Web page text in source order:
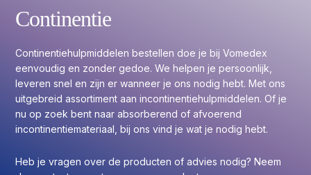
Continentie
Continentiehulpmiddelen bestellen doe je bij Vomedex
eenvoudig en zonder gedoe. We helpen je persoonlijk,
leveren snel en zijn er wanneer je ons nodig hebt. Met ons
uitgebreid assortiment aan incontinentiehulpmiddelen. Of je
nu op zoek bent naar absorberend of afvoerend
incontinentiemateriaal, bij ons vind je wat je nodig hebt.
Heb je vragen over de producten of advies nodig? Neem